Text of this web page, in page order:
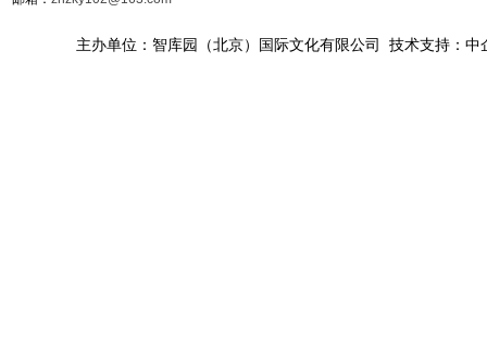
主办单位：智库园（北京）国际文化有限公司 技术支持：